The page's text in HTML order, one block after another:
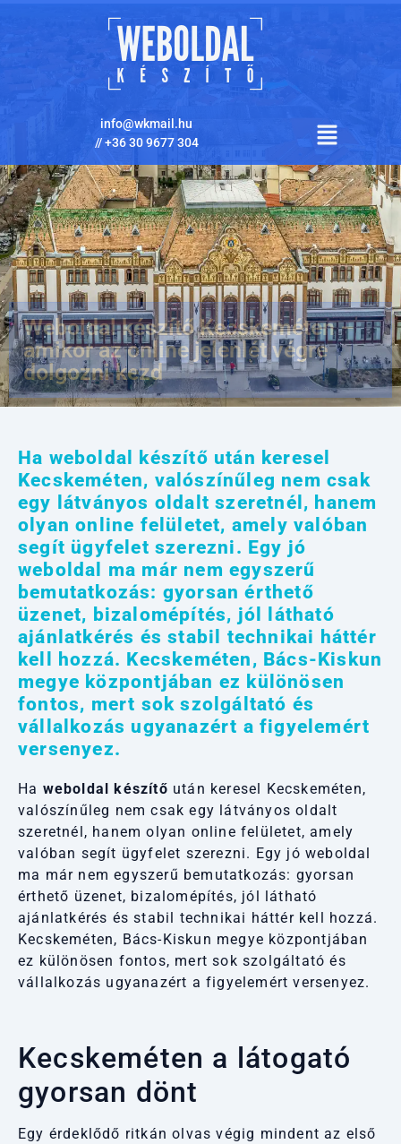
info@wkmail.hu
//+36 30 9677 304
Weboldal készítő Kecskeméten –
amikor az online jelenlét végre
dolgozni kezd
Ha weboldal készítő után keresel
Kecskeméten, valószínűleg nem csak
egy látványos oldalt szeretnél, hanem
olyan online felületet, amely valóban
segít ügyfelet szerezni. Egy jó
weboldal ma már nem egyszerű
bemutatkozás: gyorsan érthető
üzenet, bizalomépítés, jól látható
ajánlatkérés és stabil technikai háttér
kell hozzá. Kecskeméten, Bács-Kiskun
megye központjában ez különösen
fontos, mert sok szolgáltató és
vállalkozás ugyanazért a figyelemért
versenyez.
Ha weboldal készítő után keresel Kecskeméten,
valószínűleg nem csak egy látványos oldalt
szeretnél, hanem olyan online felületet, amely
valóban segít ügyfelet szerezni. Egy jó weboldal
ma már nem egyszerű bemutatkozás: gyorsan
érthető üzenet, bizalomépítés, jól látható
ajánlatkérés és stabil technikai háttér kell hozzá.
Kecskeméten, Bács-Kiskun megye központjában
ez különösen fontos, mert sok szolgáltató és
vállalkozás ugyanazért a figyelemért versenyez.
Kecskeméten a látogató
gyorsan dönt
Egy érdeklődő ritkán olvas végig mindent az első